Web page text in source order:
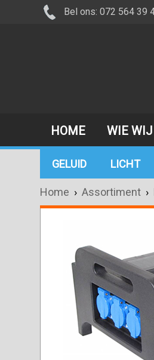
Bel ons: 072 564 39
HOME WIE
GELUID LICHT
Home › Assortiment ›